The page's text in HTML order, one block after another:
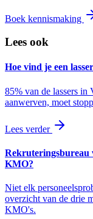
Boek kennismaking
Lees ook
Hoe vind je een
85% van de lassers in
aanwerven, moet
Lees verder
Rekruteringsbureau
KMO?
Niet elk
overzicht van de drie
KMO's.